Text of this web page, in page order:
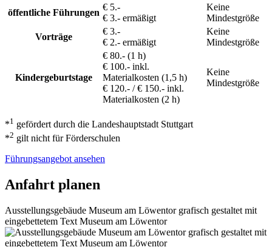
öffentliche Führungen
€ 5.-
€ 3.- ermäßigt
Keine
Mindestgröße
Vorträge
€ 3.-
€ 2.- ermäßigt
Keine
Mindestgröße
Kindergeburtstage
€ 80.- (1 h)
€ 100.- inkl.
Materialkosten (1,5 h)
€ 120.- / € 150.- inkl.
Materialkosten (2 h)
Keine
Mindestgröße
*1 gefördert durch die Landeshauptstadt Stuttgart
*2 gilt nicht für Förderschulen
Führungsangebot ansehen
Anfahrt planen
Ausstellungsgebäude Museum am Löwentor grafisch gestaltet mit
eingebettetem Text Museum am Löwentor